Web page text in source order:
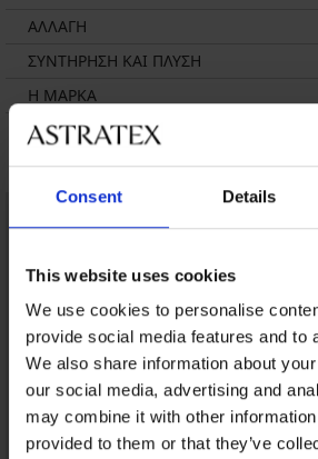
Consent Details
This website uses cookies
We use cookies to personalise
provide social media features and to
We also share information about
our social media, advertising and
may combine it with other information
provided to them or that they’ve
ΑΛΛΑΓΗ
ΣΥΝΤΗΡΗΣΗ ΚΑΙ ΠΛΥΣΗ
Η ΜΆΡΚΑ
Μπορεί να σας
LIMITED